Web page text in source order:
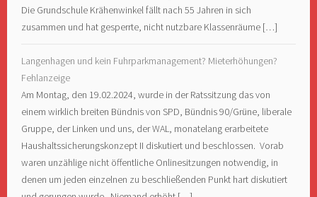
Die Grundschule Krähenwinkel fällt nach 55 Jahren in sich
zusammen und hat gesperrte, nicht nutzbare Klassenräume […]
Langenhagen und kein Fuhrparkmanagement? Mieterhöhungen?
Fehlanzeige
Am Montag, den 19.02.2024, wurde in der Ratssitzung das von
einem wirklich breiten Bündnis von SPD, Bündnis 90/Grüne, liberale
Gruppe, der Linken und uns, der WAL, monatelang erarbeitete
Haushaltssicherungskonzept II diskutiert und beschlossen. Vorab
waren unzählige nicht öffentliche Onlinesitzungen notwendig, in
denen um jeden einzelnen zu beschließenden Punkt hart diskutiert